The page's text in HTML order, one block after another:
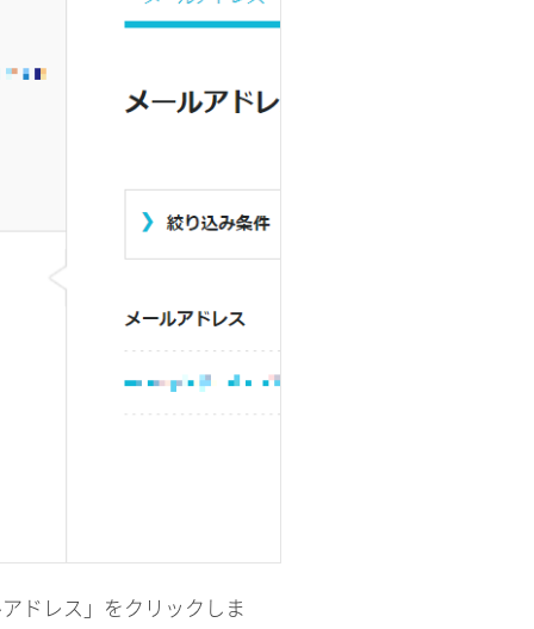
ドレス」をクリックしま